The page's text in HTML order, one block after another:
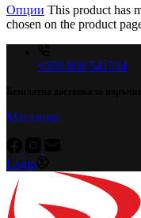
Опции This product has
chosen on the product
+359 898 541534
Магазини
Login